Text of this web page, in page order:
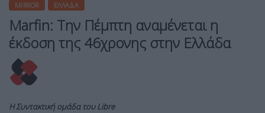
MIRROR ΕΛΛΆΔΑ
Marfin: Την Πέμπτη αναμένεται η
έκδοση της 46χρονης στην Ελλάδα
Η Συντακτική ομάδα του Libre